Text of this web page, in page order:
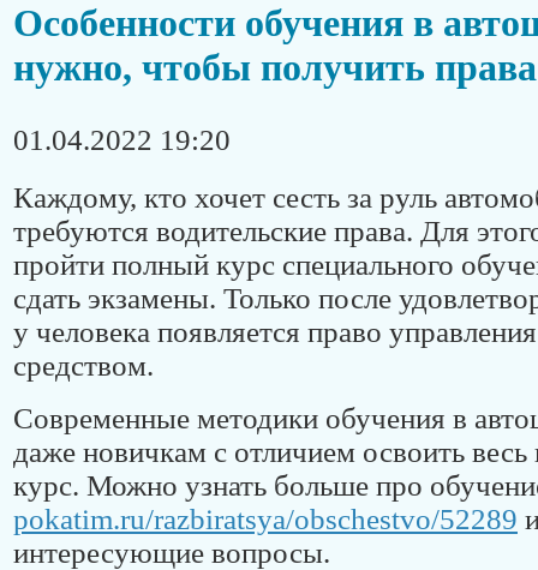
Особенности обучения в
нужно, чтобы получить права
01.04.2022 19:20
Каждому, кто хочет сесть за руль
требуются водительские права. Для
пройти полный курс специального
сдать экзамены. Только после
у человека появляется право
средством.
Современные методики обучения в
даже новичкам с отличием освоить
курс. Можно узнать больше про
pokatim.ru/razbiratsya/obschestvo/52289
интересующие вопросы.